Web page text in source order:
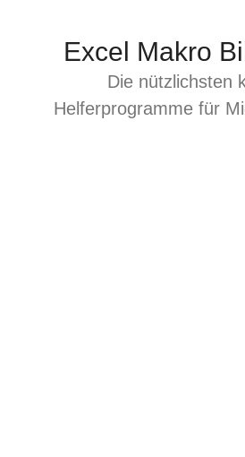
Excel Makro
Die nützlichsten
Helferprogramme für